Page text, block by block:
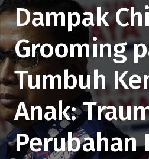
Dampak
Grooming
Tumbuh
Anak:
Perubahan